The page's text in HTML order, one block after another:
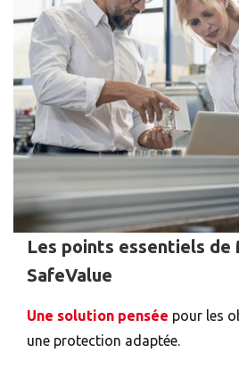
Les points essentiels de
SafeValue
Une solution pensée pour les
une protection adaptée.